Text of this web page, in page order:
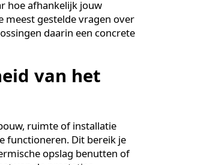
serverruimtes, UPS-ruimtes of
niet altijd zo betrouwbaar als je
druk op de elektrotechnische
naar hoe afhankelijk jouw
de meest gestelde vragen over
daarin een concrete
van het